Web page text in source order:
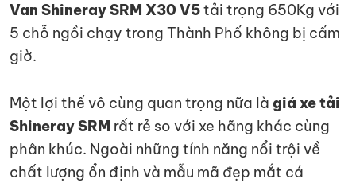
Van Shineray SRM X30 V5tải trọng 650Kg với
5 chỗ ngồi chạy trong Thành Phố không bị cấm
giờ.
Một lợi thế vô cùng quan trọng nữa là giá xe tải
Shineray SRM rất rẻ so với xe hãng khác cùng
phân khúc. Ngoài những tính năng nổi trội về
chất lượng ổn định và mẫu mã đẹp mắt cá